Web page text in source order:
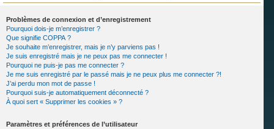
e
Problèmes de connexion et d’enregistrement
Pourquoi dois-je m’enregistrer ?
Que signifie COPPA ?
Je souhaite m’enregistrer, mais je n’y parviens pas !
Je suis enregistré mais je ne peux pas me connecter !
Pourquoi ne puis-je pas me connecter ?
Je me suis enregistré par le passé mais je ne peux plus me connecter ?!
J’ai perdu mon mot de passe !
Pourquoi suis-je automatiquement déconnecté ?
À quoi sert « Supprimer les cookies » ?
Paramètres et préférences de l’utilisateur